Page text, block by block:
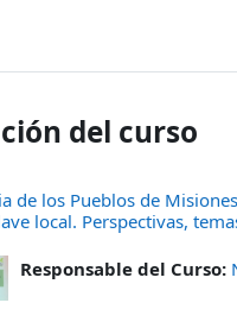
del curso
de los Pueblos de
local. Perspectivas,
Responsable del Curso: